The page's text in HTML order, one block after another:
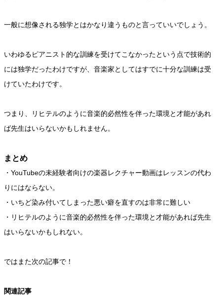
一般に想像される独学とはかなり違うものと言っていいでしょう。
いわゆるピアニスト的な訓練を受けてこなかったという点で技術的
には独学だったわけですが、音楽家としてはすでに十分な訓練は受
けていたわけです。
つまり、リヒテルのように音楽的必然性を伴った環境と才能があれ
ば先生はいらないかもしれません。
まとめ
・YouTubeの未経験者向けの楽器レクチャー動画はレッスンの代わ
りにはならない。
・いちど染み付いてしまった悪い癖を直すのは非常に難しい
・リヒテルのように音楽的必然性を伴った環境と才能があれば先生
はいらないかもしれない。
ではまた次の記事で！
関連記事